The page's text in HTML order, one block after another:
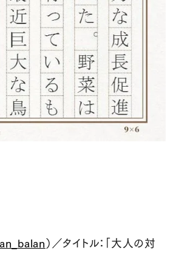
）／タイトル：「大人の対